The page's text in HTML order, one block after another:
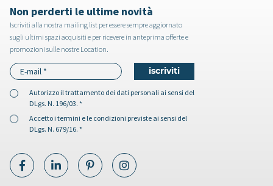
Non perderti le ultime novità
Iscriviti alla nostra mailing list per essere sempre aggiornato
sugli ultimi spazi acquisiti e per ricevere in anteprima offerte e
promozioni sulle nostre Location.
Autorizzo iltrattamento dei dati personali ai sensi del
DLgs. N. 196/03. *
Accetto i termini e le condizioni previste ai sensi del
DLgs. N. 679/16. *